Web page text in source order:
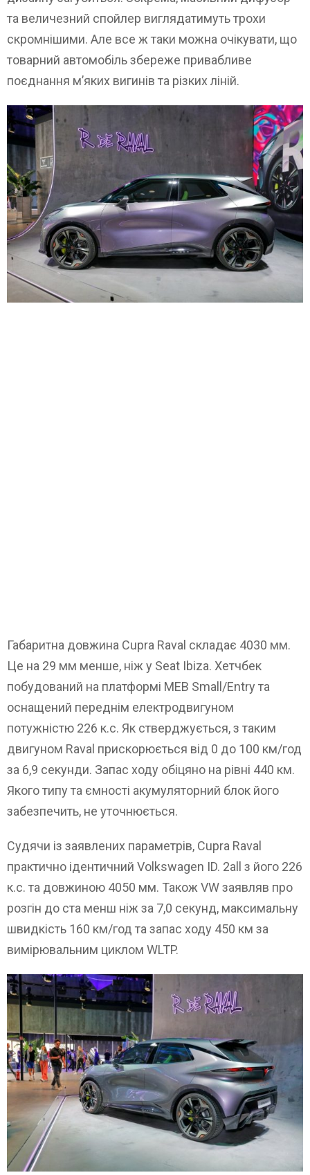
та величезний спойлер виглядатимуть трохи
скромнішими. Але все ж таки можна очікувати, що
товарний автомобіль збереже привабливе
поєднання м’яких вигинів та різких ліній.
Габаритна довжина Cupra Raval складає 4030 мм.
Це на 29 мм менше, ніж у Seat Ibiza. Хетчбек
побудований на платформі MEB Small/Entry та
оснащений переднім електродвигуном
потужністю 226 к.с. Як стверджується, з таким
двигуном Raval прискорюється від 0 до 100 км/год
за 6,9 секунди. Запас ходу обіцяно на рівні 440 км.
Якого типу та ємності акумуляторний блок його
забезпечить, не уточнюється.
Судячи із заявлених параметрів, Cupra Raval
практично ідентичний Volkswagen ID. 2all з його 226
к.с. та довжиною 4050 мм. Також VW заявляв про
розгін до ста менш ніж за 7,0 секунд, максимальну
швидкість 160 км/год та запас ходу 450 км за
вимірювальним циклом WLTP.